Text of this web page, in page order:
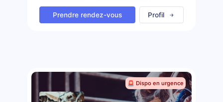
Prendre rendez-vous Profil
🚨 Dispo en urgence